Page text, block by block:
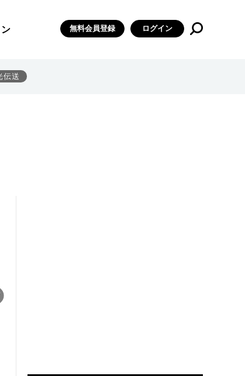
無料会員登録 ログイン
伝送